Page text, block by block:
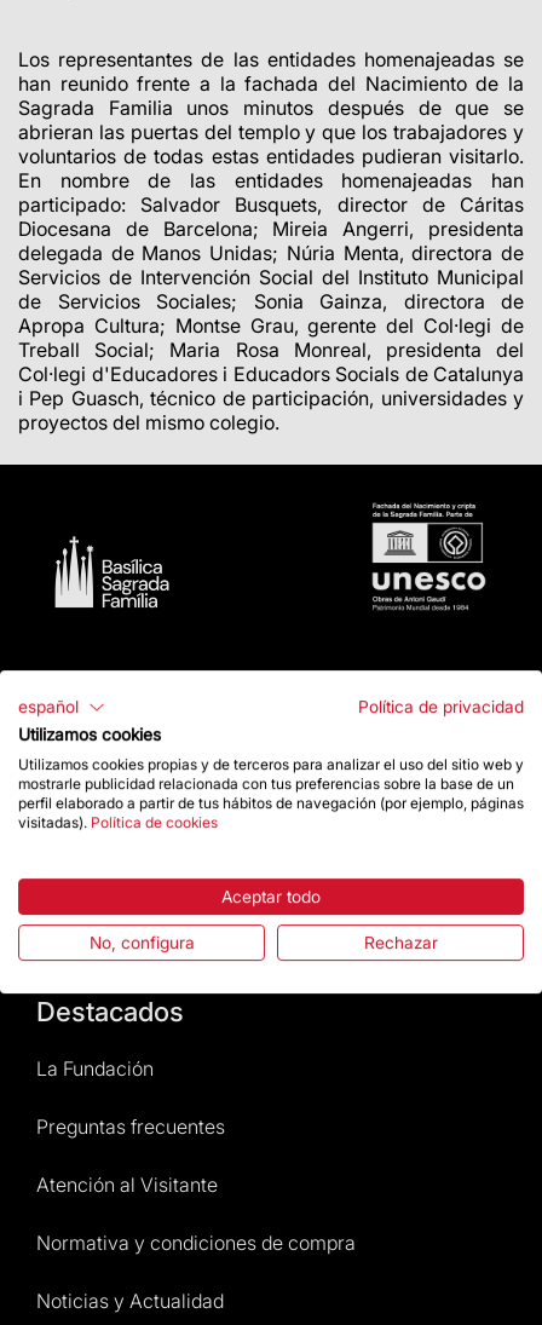
Los representantes de las entidades homenajeadas se
han reunido frente a la fachada del Nacimiento de la
Sagrada Familia unos minutos después de que se
abrieran las puertas del templo y que los trabajadores y
voluntarios de todas estas entidades pudieran visitarlo.
En nombre de las entidades homenajeadas han
participado: Salvador Busquets, director de Cáritas
Diocesana de Barcelona; Mireia Angerri, presidenta
delegada de Manos Unidas; Núria Menta, directora de
Servicios de Intervención Social del Instituto Municipal
de Servicios Sociales; Sonia Gainza, directora de
Apropa Cultura; Montse Grau, gerente del Col·legi de
Treball Social; Maria Rosa Monreal, presidenta del
Col·legi d'Educadores i Educadors Socials de Catalunya
i Pep Guasch, técnico de participación, universidades y
proyectos del mismo colegio.
Contacto
Tienda
Destacados
La Fundación
Preguntas frecuentes
Atención al Visitante
Normativa y condiciones de compra
Noticias y Actualidad
español
Política de privacidad
Utilizamos cookies
Utilizamos cookies propias y de terceros para analizar el uso del sitio web y
mostrarle publicidad relacionada con tus preferencias sobre la base de un
perfil elaborado a partir de tus hábitos de navegación (por ejemplo, páginas
visitadas). Política de cookies
Aceptar todo
No, configura Rechazar